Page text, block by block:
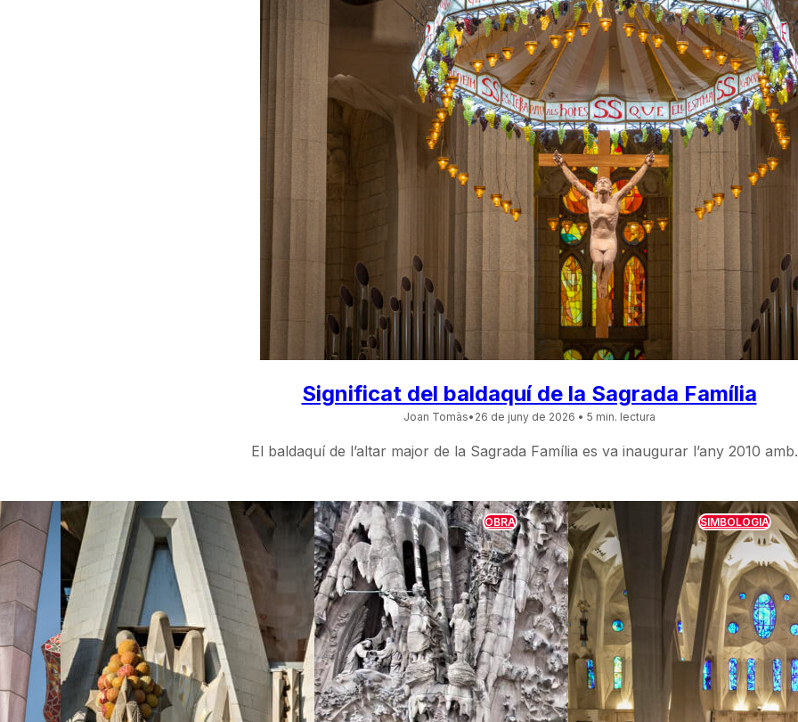
Significat del baldaquí de la Sagrada Família
Joan Tomàs• 26 de juny de 2026 • 5 min. lectura
El baldaquí de l’altar major de la Sagrada Família es va inaugurar l’any 2010
OBRA SIMBOLOGIA